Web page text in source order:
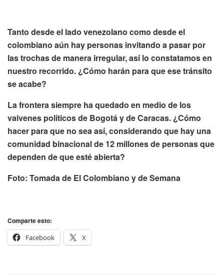
Tanto desde el lado venezolano como desde el
colombiano aún hay personas invitando a pasar por
las trochas de manera irregular, así lo constatamos en
nuestro recorrido. ¿Cómo harán para que ese tránsito
se acabe?
La frontera siempre ha quedado en medio de los
vaivenes políticos de Bogotá y de Caracas. ¿Cómo
hacer para que no sea así, considerando que hay una
comunidad binacional de 12 millones de personas que
dependen de que esté abierta?
Foto: Tomada de El Colombiano y de Semana
Comparte esto:
Facebook
X